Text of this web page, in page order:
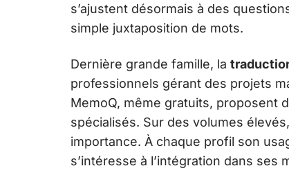
s’ajustent désormais à des
simple juxtaposition de mots.
Dernière grande famille, la
professionnels gérant des projets
MemoQ, même gratuits, proposent
spécialisés. Sur des volumes
importance. À chaque profil son
s’intéresse à l’intégration dans ses